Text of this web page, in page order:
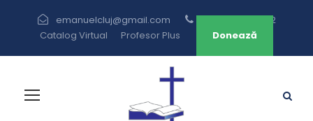
emanuelcluj@gmail.com
+40 264 433 582
Catalog Virtual
Profesor Plus Donează